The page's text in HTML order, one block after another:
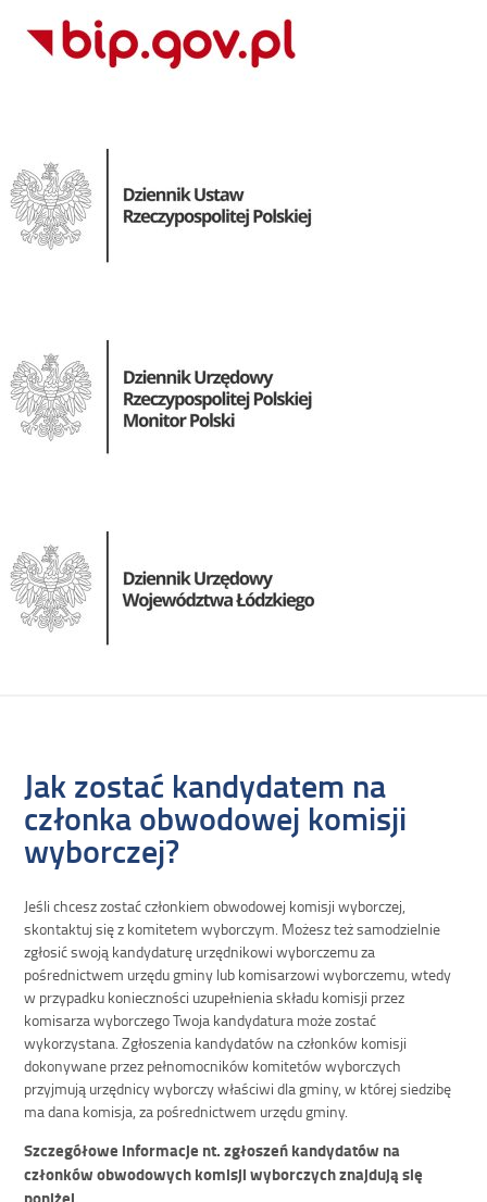
Jak zostać kandydatem na
członka obwodowej komisji
wyborczej?
Jeśli chcesz zostać członkiem obwodowej komisji wyborczej,
skontaktuj się z komitetem wyborczym. Możesz też samodzielnie
zgłosić swoją kandydaturę urzędnikowi wyborczemu za
pośrednictwem urzędu gminy lub komisarzowi wyborczemu, wtedy
w przypadku konieczności uzupełnienia składu komisji przez
komisarza wyborczego Twoja kandydatura może zostać
wykorzystana. Zgłoszenia kandydatów na członków komisji
dokonywane przez pełnomocników komitetów wyborczych
przyjmują urzędnicy wyborczy właściwi dla gminy, w której siedzibę
ma dana komisja, za pośrednictwem urzędu gminy.
Szczegółowe informacje nt. zgłoszeń kandydatów na
członków obwodowych komisji wyborczych znajdują się